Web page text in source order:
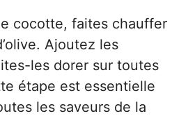
cocotte, faites chauffer
Ajoutez les
les dorer sur toutes
étape est essentielle
les saveurs de la